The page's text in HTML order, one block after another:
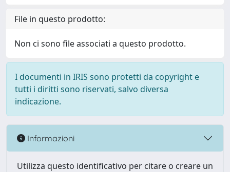
File in questo prodotto:
Non ci sono file associati a questo prodotto.
I documenti in IRIS sono protetti da copyright e
tutti i diritti sono riservati, salvo diversa
indicazione.
Informazioni
Utilizza questo identificativo per citare o creare un